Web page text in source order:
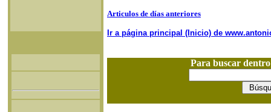
Articulos de días anteriores
Ir a página principal (Inicio) de
Para buscar